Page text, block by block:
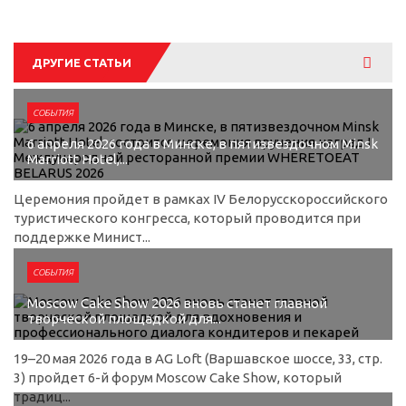
ДРУГИЕ СТАТЬИ
СОБЫТИЯ
6 апреля 2026 года в Минске, в пятизвездочном Minsk
Marriott Hotel,...
Церемония пройдет в рамках IV Белорусскороссийского
туристического конгресса, который проводится при
поддержке Минист...
СОБЫТИЯ
Moscow Cake Show 2026 вновь станет главной
творческой площадкой для...
19–20 мая 2026 года в AG Loft (Варшавское шоссе, 33, стр.
3) пройдет 6-й форум Moscow Cake Show, который
традиц...